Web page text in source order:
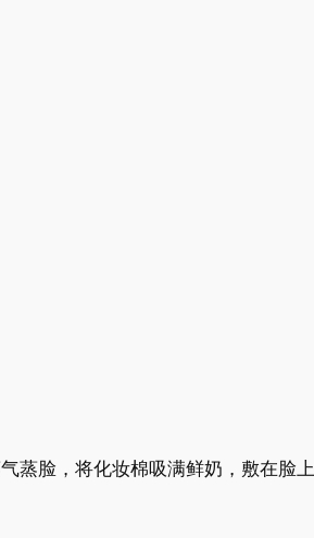
脸，将化妆棉吸满鲜奶，敷在脸上